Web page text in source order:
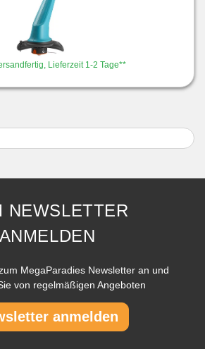
Lieferzeit 1-2 Tage**
NEWSLETTER
ANMELDEN
MegaParadies Newsletter an und
von regelmäßigen Angeboten
anmelden